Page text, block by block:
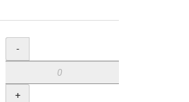
Menge
-
+